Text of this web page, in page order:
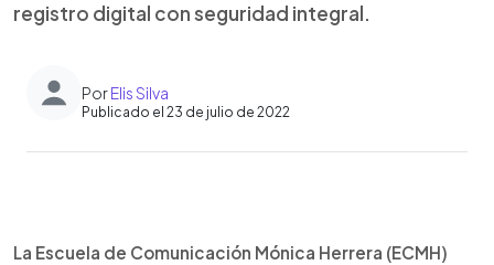
registro digital con seguridad integral.
PorElis Silva
Publicado el 23 de julio de 2022
Escuchar artículo
La Escuela de Comunicación Mónica Herrera (ECMH)